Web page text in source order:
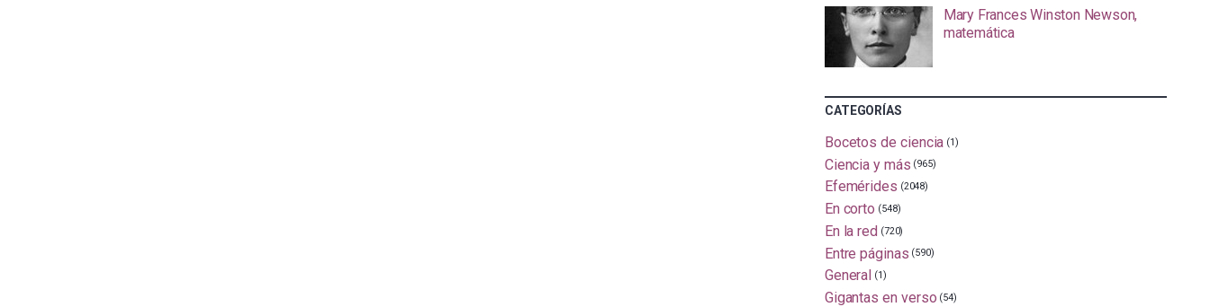
Mary Frances Winston Newson,
matemática
CATEGORÍAS
Bocetos de ciencia (1)
Ciencia y más (965)
Efemérides (2048)
En corto (548)
En la red (720)
Entre páginas (590)
General (1)
Gigantas en verso (54)